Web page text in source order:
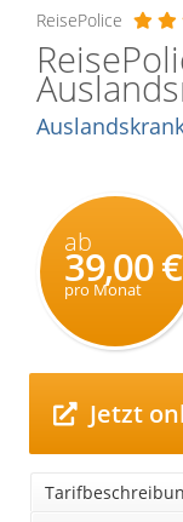
ReisePolice
ab
39,00 €
pro Monat
Jetzt